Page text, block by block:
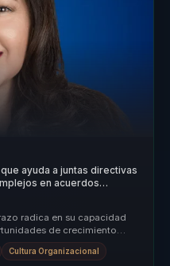
ayuda a juntas directivas
en acuerdos
radica en su capacidad
de crecimiento
Cultura Organizacional